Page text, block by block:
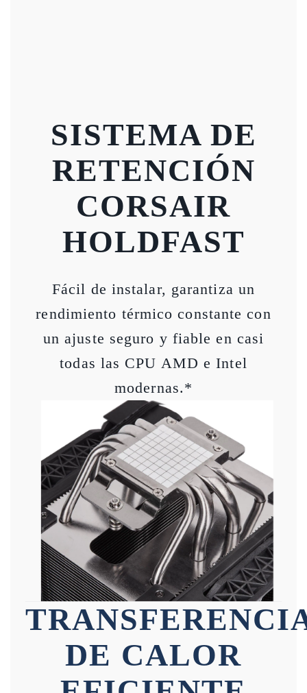
SISTEMA DE
RETENCIÓN
CORSAIR
HOLDFAST
Fácil de instalar, garantiza un
rendimiento térmico constante con
un ajuste seguro y fiable en casi
todas las CPU AMD e Intel
modernas.*
DE CALOR